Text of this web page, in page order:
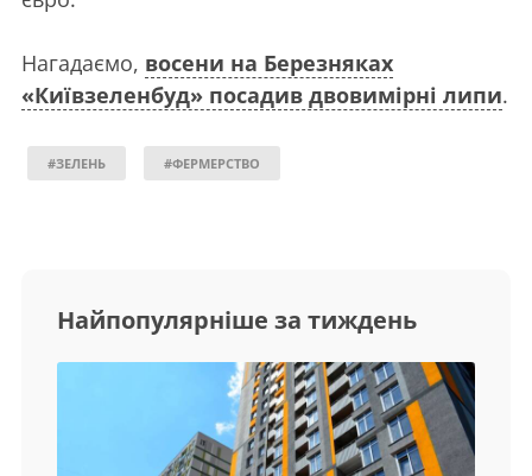
Нагадаємо, восени на Березняках
«Київзеленбуд» посадив двовимірні липи.
#ЗЕЛЕНЬ #ФЕРМЕРСТВО
Найпопулярніше за тиждень